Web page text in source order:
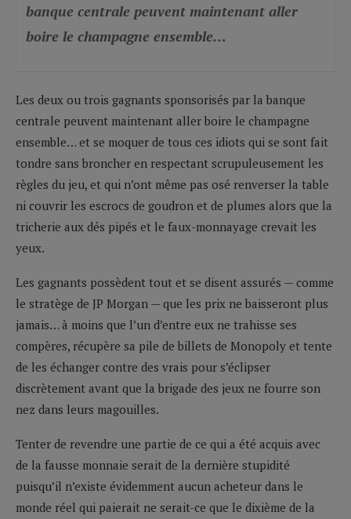
banque centrale peuvent maintenant aller
boire le champagne ensemble…
Les deux ou trois gagnants sponsorisés par la banque
centrale peuvent maintenant aller boire le champagne
ensemble… et se moquer de tous ces idiots qui se sont fait
tondre sans broncher en respectant scrupuleusement les
règles du jeu, et qui n’ont même pas osé renverser la table
ni couvrir les escrocs de goudron et de plumes alors que la
tricherie aux dés pipés et le faux-monnayage crevait les
yeux.
Les gagnants possèdent tout et se disent assurés — comme
le stratège de JP Morgan — que les prix ne baisseront plus
jamais… à moins que l’un d’entre eux ne trahisse ses
compères, récupère sa pile de billets de Monopoly et tente
de les échanger contre des vrais pour s’éclipser
discrètement avant que la brigade des jeux ne fourre son
nez dans leurs magouilles.
Tenter de revendre une partie de ce qui a été acquis avec
de la fausse monnaie serait de la dernière stupidité
puisqu’il n’existe évidemment aucun acheteur dans le
monde réel qui paierait ne serait-ce que le dixième de la